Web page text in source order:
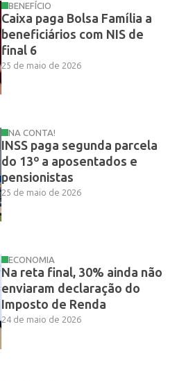
BENEFÍCIO
Caixa paga Bolsa Família a
beneficiários com NIS de
final 6
25 de maio de 2026
NA CONTA!
INSS paga segunda parcela
do 13º a aposentados e
pensionistas
25 de maio de 2026
ECONOMIA
Na reta final, 30% ainda não
enviaram declaração do
Imposto de Renda
24 de maio de 2026